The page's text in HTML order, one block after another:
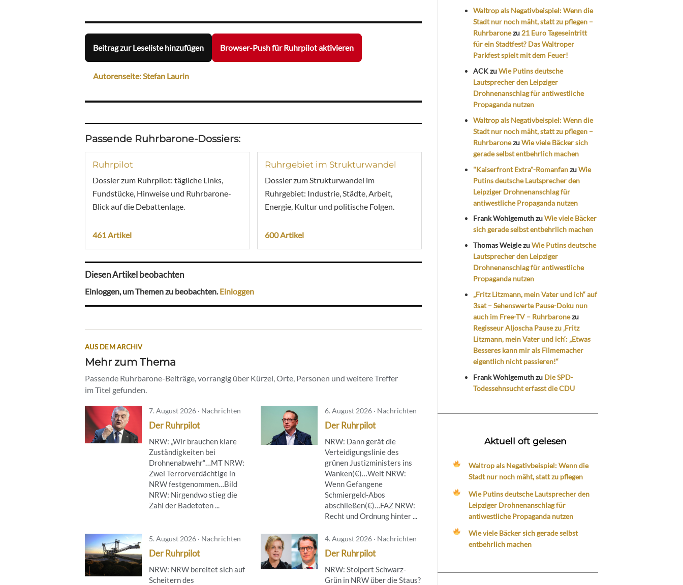
Beitrag zur Leseliste hinzufügen Browser-Push für Ruhrpilot aktivieren
Autorenseite: Stefan Laurin
Passende Ruhrbarone-Dossiers:
Ruhrpilot
Dossier zum Ruhrpilot: tägliche Links,
Fundstücke, Hinweise und Ruhrbarone-
Blick auf die Debattenlage.
461 Artikel
Ruhrgebiet im Strukturwandel
Dossier zum Strukturwandel im
Ruhrgebiet: Industrie, Städte, Arbeit,
Energie, Kultur und politische Folgen.
600 Artikel
Diesen Artikel beobachten
Einloggen, um Themen zu beobachten.Einloggen
AUS DEM ARCHIV
Mehr zum Thema
Passende Ruhrbarone-Beiträge, vorrangig über Kürzel, Orte, Personen und weitere Treffer
im Titel gefunden.
7. August 2026 · Nachrichten
Der Ruhrpilot
NRW: „Wir brauchen klare
Zuständigkeiten bei
Drohnenabwehr“…MT NRW:
Zwei Terrorverdächtige in
NRW festgenommen…Bild
NRW: Nirgendwo stieg die
Zahl der Badetoten ...
6. August 2026 · Nachrichten
Der Ruhrpilot
NRW: Dann gerät die
Verteidigungslinie des
grünen Justizministers ins
Wanken(€)…Welt NRW:
Wenn Gefangene
Schmiergeld-Abos
abschließen(€)…FAZ NRW:
Recht und Ordnung hinter ...
5. August 2026 · Nachrichten
Der Ruhrpilot
NRW: NRW bereitet sich auf
Scheitern des
4. August 2026 · Nachrichten
Der Ruhrpilot
NRW: Stolpert Schwarz-
Grün in NRW über die Staus?
Waltrop als Negativbeispiel: Wenn die
Stadt nur noch mäht, statt zu pflegen –
Ruhrbaronezu 21 Euro Tageseintritt
für ein Stadtfest? Das Waltroper
Parkfest spielt mit dem Feuer!
ACKzuWie Putins deutsche
Lautsprecher den Leipziger
Drohnenanschlag für antiwestliche
Propaganda nutzen
Waltrop als Negativbeispiel: Wenn die
Stadt nur noch mäht, statt zu pflegen –
RuhrbaronezuWie viele Bäcker sich
gerade selbst entbehrlich machen
"Kaiserfront Extra"-RomanfanzuWie
Putins deutsche Lautsprecher den
Leipziger Drohnenanschlag für
antiwestliche Propaganda nutzen
Frank WohlgemuthzuWie viele Bäcker
sich gerade selbst entbehrlich machen
Thomas WeiglezuWie Putins deutsche
Lautsprecher den Leipziger
Drohnenanschlag für antiwestliche
Propaganda nutzen
„Fritz Litzmann, mein Vater und ich“ auf
3sat – Sehenswerte Pause-Doku nun
auch im Free-TV – Ruhrbaronezu
Regisseur Aljoscha Pause zu ‚Fritz
Litzmann, mein Vater und ich‘: „Etwas
Besseres kann mir als Filmemacher
eigentlich nicht passieren!“
Frank Wohlgemuthzu Die SPD-
Todessehnsucht erfasst die CDU
Aktuell oft gelesen
Waltrop als Negativbeispiel: Wenn die
Stadt nur noch mäht, statt zu pflegen
Wie Putins deutsche Lautsprecher den
Leipziger Drohnenanschlag für
antiwestliche Propaganda nutzen
Wie viele Bäcker sich gerade selbst
entbehrlich machen